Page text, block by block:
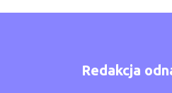
Redakcja